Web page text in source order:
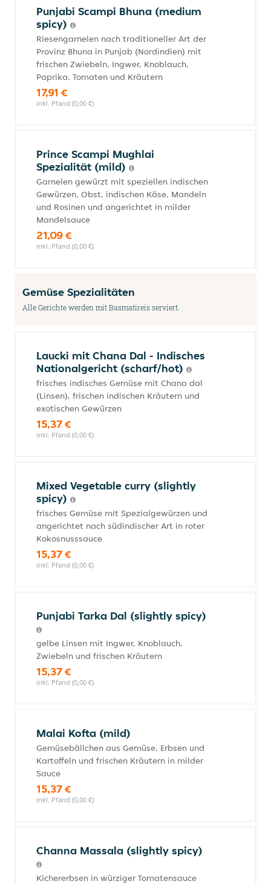
Punjabi Scampi Bhuna (medium
spicy)
Riesengarnelen nach traditioneller Art der
Provinz Bhuna in Punjab (Nordindien) mit
frischen Zwiebeln, Ingwer, Knoblauch,
Paprika, Tomaten und Kräutern
17,91 €
inkl. Pfand (0,00 €)
Prince Scampi Mughlai
Spezialität (mild)
Garnelen gewürzt mit speziellen indischen
Gewürzen, Obst, indischen Käse, Mandeln
und Rosinen und angerichtet in milder
Mandelsauce
21,09 €
inkl. Pfand (0,00 €)
Gemüse Spezialitäten
Alle Gerichte werden mit Basmatireis serviert.
Laucki mit Chana Dal - Indisches
Nationalgericht (scharf/hot)
frisches indisches Gemüse mit Chana dal
(Linsen), frischen indischen Kräutern und
exotischen Gewürzen
15,37 €
inkl. Pfand (0,00 €)
Mixed Vegetable curry (slightly
spicy)
frisches Gemüse mit Spezialgewürzen und
angerichtet nach südindischer Art in roter
Kokosnusssauce
15,37 €
inkl. Pfand (0,00 €)
Punjabi Tarka Dal (slightly spicy)
gelbe Linsen mit Ingwer, Knoblauch,
Zwiebeln und frischen Kräutern
15,37 €
inkl. Pfand (0,00 €)
Malai Kofta (mild)
Gemüsebällchen aus Gemüse, Erbsen und
Kartoffeln und frischen Kräutern in milder
Sauce
15,37 €
inkl. Pfand (0,00 €)
Channa Massala (slightly spicy)
Kichererbsen in würziger Tomatensauce